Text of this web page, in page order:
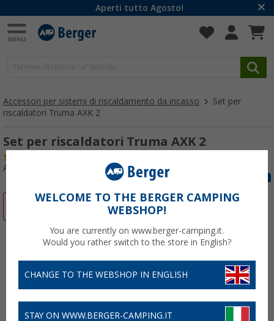
Aperti tutto Agosto!
Accessori per sistemi di riscaldamento da incasso
Set per
riscaldatori Truma AXK 2
Set per riscaldatori Truma AXK 2
Articolo n: 457870
WELCOME TO THE BERGER CAMPING
WEBSHOP!
You are currently on www.berger-camping.it.
Would you rather switch to the store in English?
CHANGE TO THE WEBSHOP IN ENGLISH
STAY ON WWW.BERGER-CAMPING.IT